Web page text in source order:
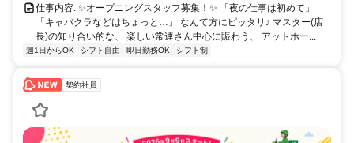
仕事内容: ✨オープニングスタッフ募集！✨ 「夜の仕事は初めて」
「キャバクラなどはちょっと…」 なんて方にピッタリ♪ マスター(店
長)の知り合い的な、 楽しい常連さん中心に賑わう、 アットホー...
週1日からOK シフト自由 即日勤務OK シフト制
契約社員